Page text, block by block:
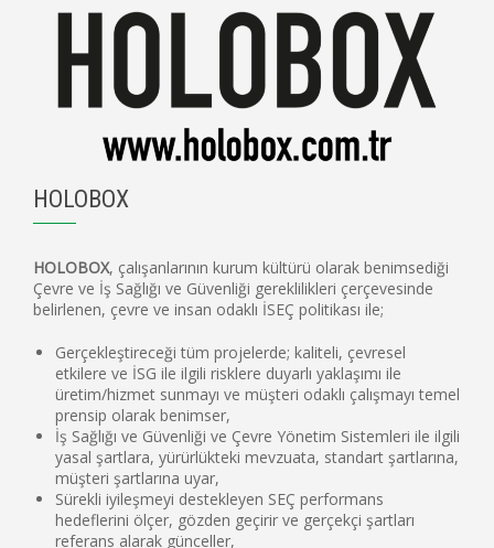
HOLOBOX
HOLOBOX, çalışanlarının kurum kültürü olarak benimsediği
Çevre ve İş Sağlığı ve Güvenliği gereklilikleri çerçevesinde
belirlenen, çevre ve insan odaklı İSEÇ politikası ile;
Gerçekleştireceği tüm projelerde; kaliteli, çevresel
etkilere ve İSG ile ilgili risklere duyarlı yaklaşımı ile
üretim/hizmet sunmayı ve müşteri odaklı çalışmayı temel
prensip olarak benimser,
İş Sağlığı ve Güvenliği ve Çevre Yönetim Sistemleri ile ilgili
yasal şartlara, yürürlükteki mevzuata, standart şartlarına,
müşteri şartlarına uyar,
Sürekli iyileşmeyi destekleyen SEÇ performans
hedeflerini ölçer, gözden geçirir ve gerçekçi şartları
referans alarak günceller,